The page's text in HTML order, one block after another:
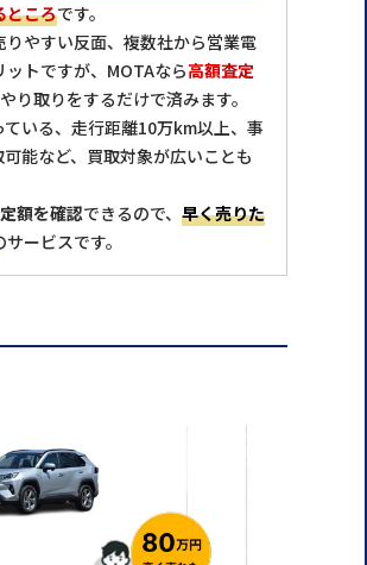
ところです。
りやすい反面、複数社から営業電
トですが、MOTAなら高額査定
り取りをするだけで済みます。
ている、走行距離10万km以上、事
能など、買取対象が広いことも
額を確認できるので、 早く売りた
サービスです。